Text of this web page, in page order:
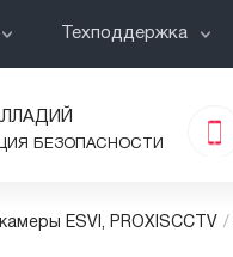
Техподдержка
БЕЗОПАСНОСТИ
ESVI, PROXISCCTV /